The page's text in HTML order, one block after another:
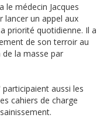
le médecin Jacques
lancer un appel aux
priorité quotidienne. Il a
de son terroir au
la masse par
aussi les
cahiers de charge